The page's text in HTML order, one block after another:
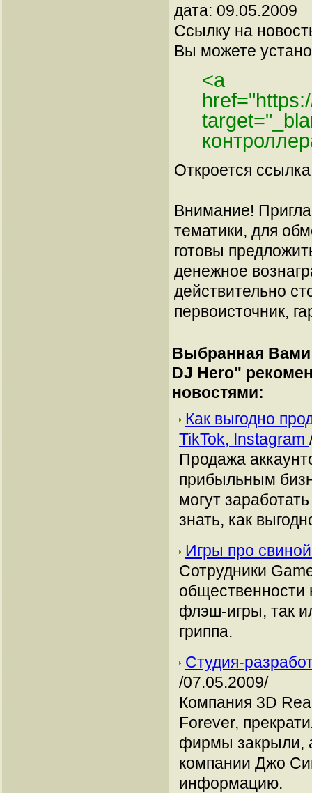
дата: 09.05.2009
Ссылку на
Вы можете
<a
Откроется
Внимание!
тематики, для
готовы
денежное
действительно
первоисточник,
Выбранная Вами
DJ Hero"
новостями:
Как выгодно
TikTok, Instagram
Продажа
прибыльным
могут
знать, как
Игры про
Сотрудники
общественности
флэш-игры, так
гриппа.
Студия-
/07.05.2009/
Компания 3D
Forever,
фирмы закрыли,
компании Джо
информацию.